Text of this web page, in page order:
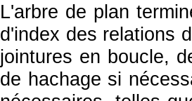
L'arbre de plan
d'index des relations
jointures en boucle,
de hachage si